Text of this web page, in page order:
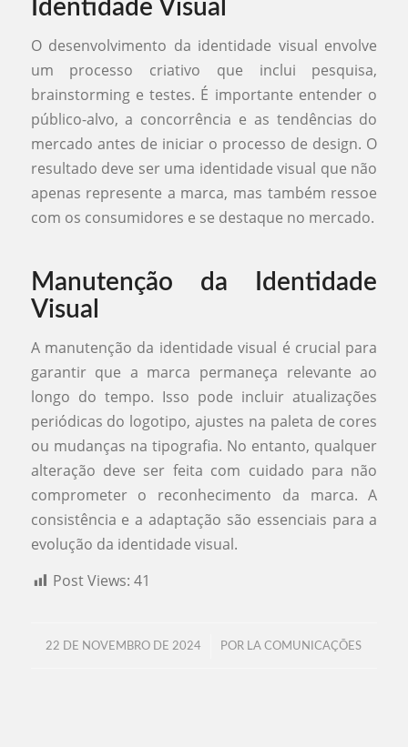
Identidade Visual
O desenvolvimento da identidade visual envolve
um processo criativo que inclui pesquisa,
brainstorming e testes. É importante entender o
público-alvo, a concorrência e as tendências do
mercado antes de iniciar o processo de design. O
resultado deve ser uma identidade visual que não
apenas represente a marca, mas também ressoe
com os consumidores e se destaque no mercado.
Manutenção da Identidade
Visual
A manutenção da identidade visual é crucial para
garantir que a marca permaneça relevante ao
longo do tempo. Isso pode incluir atualizações
periódicas do logotipo, ajustes na paleta de cores
ou mudanças na tipografia. No entanto, qualquer
alteração deve ser feita com cuidado para não
comprometer o reconhecimento da marca. A
consistência e a adaptação são essenciais para a
evolução da identidade visual.
Post Views: 41
22 DE NOVEMBRO DE 2024
/ POR LA COMUNICAÇÕES